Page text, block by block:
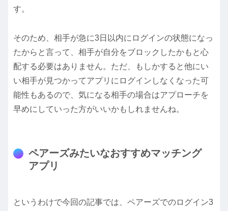
す。
そのため、相手が急に3日以内にログインの状態になっ
たからと言って、相手が自分をブロックしたかもと心
配する必要はありません。ただ、もしかすると他にい
い相手が見つかってアプリにログインしなくなった可
能性もあるので、気になる相手の場合はアプローチを
早めにしていった方がいいかもしれませんね。
ペアーズみたいなおすすめマッチング
アプリ
というわけで今回の記事では、ペアーズでのログイン3